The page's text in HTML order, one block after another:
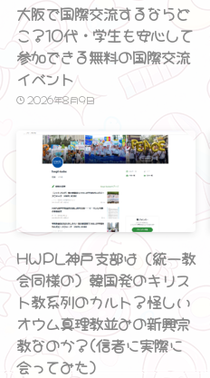
大阪で国際交流するならど
こ？10代・学生も安心して
参加できる無料の国際交流
イベント
2026年8月9日
HWPL神戸支部は（統一教
会同様の）韓国発のキリス
ト教系列のカルト？怪しい
オウム真理教並みの新興宗
教なのか？(信者に実際に
会ってみた）